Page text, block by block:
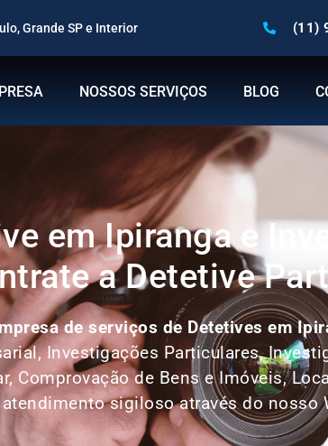
Grande SP e Interior (11)
NOSSOS SERVIÇOS BLOG
em Ipiranga e
a Detetive
de serviços de Detetives em
Investigações Particulares,
Comprovação de Bens e Imóveis,
atendimento sigiloso através do nosso